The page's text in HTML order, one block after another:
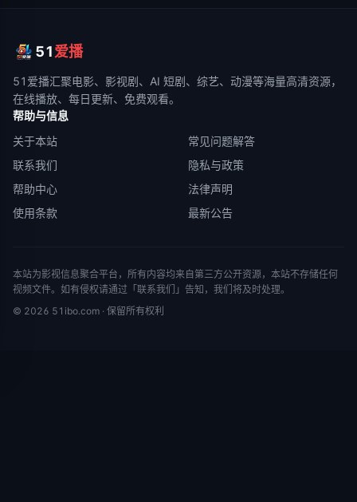
51爱播
51爱播汇聚电影、影视剧、AI 短剧、综艺、动漫等海量高清资源，
在线播放、每日更新、免费观看。
帮助与信息
关于本站
常见问题解答
联系我们
隐私与政策
帮助中心
法律声明
使用条款
最新公告
本站为影视信息聚合平台，所有内容均来自第三方公开资源，本站不存储任何
视频文件。如有侵权请通过「联系我们」告知，我们将及时处理。
© 2026 51ibo.com · 保留所有权利